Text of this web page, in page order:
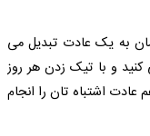
به یک عادت تبدیل می
و با تیک زدن هر روز
اشتباه تان را انجام